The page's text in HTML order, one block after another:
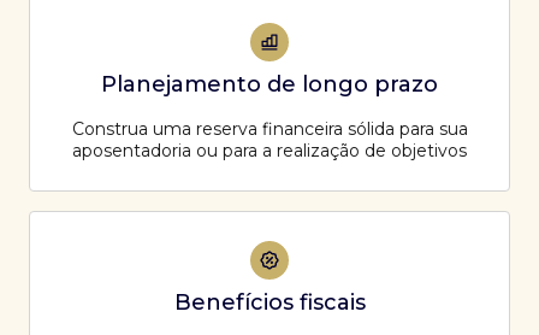
Planejamento de longo prazo
Construa uma reserva financeira sólida para sua
aposentadoria ou para a realização de objetivos
Benefícios fiscais